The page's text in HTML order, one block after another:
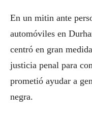
En un mitin ante
automóviles en
centró en gran
justicia penal para
prometió ayudar a
negra.